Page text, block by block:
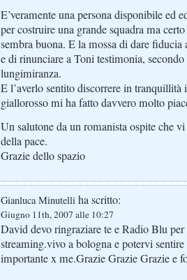
E’veramente una persona disponibile ed
per costruire una grande squadra ma
sembra buona. E la mossa di dare
e di rinunciare a Toni testimonia,
lungimiranza.
E l’averlo sentito discorrere in tranquillità
giallorosso mi ha fatto davvero molto
Un salutone da un romanista ospite che
della pace.
Grazie dello spazio
Gianluca Minutelli ha scritto:
Giugno 11th, 2007 alle 10:27
David devo ringraziare te e Radio Blu
streaming.vivo a bologna e potervi
importante x me.Grazie Grazie Grazie e